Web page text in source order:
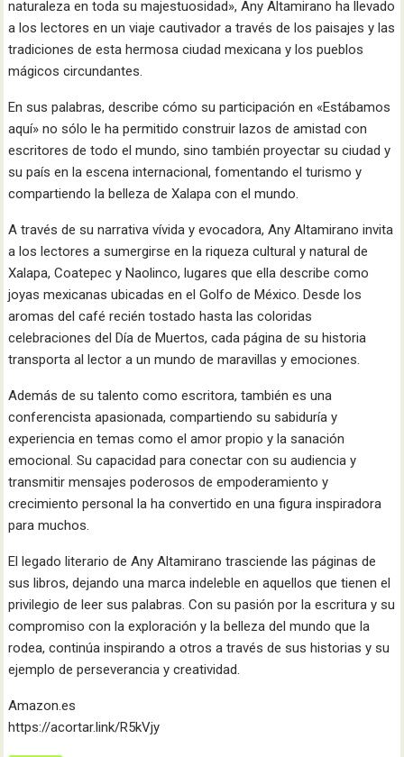
naturaleza en toda su majestuosidad», Any Altamirano ha llevado
a los lectores en un viaje cautivador a través de los paisajes y las
tradiciones de esta hermosa ciudad mexicana y los pueblos
mágicos circundantes.
En sus palabras, describe cómo su participación en «Estábamos
aquí» no sólo le ha permitido construir lazos de amistad con
escritores de todo el mundo, sino también proyectar su ciudad y
su país en la escena internacional, fomentando el turismo y
compartiendo la belleza de Xalapa con el mundo.
A través de su narrativa vívida y evocadora, Any Altamirano invita
a los lectores a sumergirse en la riqueza cultural y natural de
Xalapa, Coatepec y Naolinco, lugares que ella describe como
joyas mexicanas ubicadas en el Golfo de México. Desde los
aromas del café recién tostado hasta las coloridas
celebraciones del Día de Muertos, cada página de su historia
transporta al lector a un mundo de maravillas y emociones.
Además de su talento como escritora, también es una
conferencista apasionada, compartiendo su sabiduría y
experiencia en temas como el amor propio y la sanación
emocional. Su capacidad para conectar con su audiencia y
transmitir mensajes poderosos de empoderamiento y
crecimiento personal la ha convertido en una figura inspiradora
para muchos.
El legado literario de Any Altamirano trasciende las páginas de
sus libros, dejando una marca indeleble en aquellos que tienen el
privilegio de leer sus palabras. Con su pasión por la escritura y su
compromiso con la exploración y la belleza del mundo que la
rodea, continúa inspirando a otros a través de sus historias y su
ejemplo de perseverancia y creatividad.
Amazon.es
https://acortar.link/R5kVjy